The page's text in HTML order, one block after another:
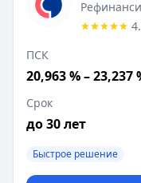
ПСК
20,963 % – 23,237
Срок
до 30 лет
Быстрое решение